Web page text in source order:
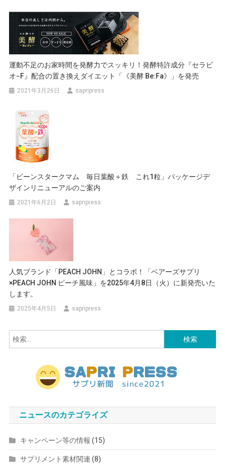
ビ
ゲ
ー
シ
ョ
ン
運動不足のお家時間を発酵力でスッキリ！発酵特許成分『セラビ
オ−F』配合の置き換えダイエット「《美酵 Be:Fa》」を発売
2021年3月26日 sapripress
「ビーンスタークマム 毎日葉酸＋鉄 これ1粒」パッケージデ
ザインリニューアルのご案内
2021年6月2日 sapripress
人気ブランド「PEACH JOHN」とコラボ！「ベアーズサプリ
×PEACH JOHN ピーチ風味」を2025年4月8日（火）に新発売いた
します。
2025年4月5日 sapripress
索:
ニュースのカテゴライズ
キャンペーン等の情報 (15)
サプリメント素材関連 (8)